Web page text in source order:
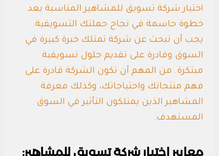
اختيار شركة تسويق للمشاهير المناسبة يعد
خطوة حاسمة في نجاح حملتك التسويقية.
يجب أن تبحث عن شركة تمتلك خبرة كبيرة في
السوق وقادرة على تقديم حلول تسويقية
مبتكرة. من المهم أن تكون الشركة قادرة على
فهم منتجاتك واحتياجاتك، وكذلك معرفة
المشاهير الذين يمتلكون التأثير في السوق
المستهدف.
معايير اختيار شركة تسويق للمشاهير: